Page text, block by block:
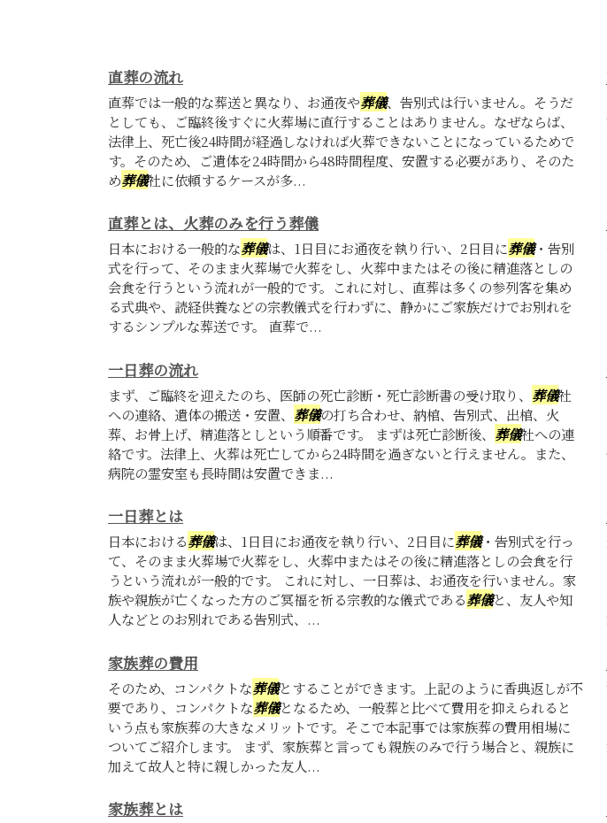
直葬の流れ
直葬では一般的な葬送と異なり、お通夜や葬儀、告別式は行いません。そうだ
としても、ご臨終後すぐに火葬場に直行することはありません。なぜならば、
法律上、死亡後24時間が経過しなければ火葬できないことになっているためで
す。そのため、ご遺体を24時間から48時間程度、安置する必要があり、そのた
め葬儀社に依頼するケースが多...
直葬とは、火葬のみを行う葬儀
日本における一般的な葬儀は、1日目にお通夜を執り行い、2日目に葬儀・告別
式を行って、そのまま火葬場で火葬をし、火葬中またはその後に精進落としの
会食を行うという流れが一般的です。これに対し、直葬は多くの参列客を集め
る式典や、読経供養などの宗教儀式を行わずに、静かにご家族だけでお別れを
するシンプルな葬送です。 直葬で...
一日葬の流れ
まず、ご臨終を迎えたのち、医師の死亡診断・死亡診断書の受け取り、 葬儀社
への連絡、遺体の搬送・安置、 葬儀の打ち合わせ、納棺、告別式、出棺、火
葬、お骨上げ、精進落としという順番です。 まずは死亡診断後、 葬儀社への連
絡です。法律上、火葬は死亡してから24時間を過ぎないと行えません。また、
病院の霊安室も長時間は安置できま...
一日葬とは
日本における葬儀は、1日目にお通夜を執り行い、2日目に葬儀・告別式を行っ
て、そのまま火葬場で火葬をし、火葬中またはその後に精進落としの会食を行
うという流れが一般的です。 これに対し、一日葬は、お通夜を行いません。家
族や親族が亡くなった方のご冥福を祈る宗教的な儀式である葬儀と、友人や知
人などとのお別れである告別式、...
家族葬の費用
そのため、コンパクトな葬儀とすることができます。上記のように香典返しが不
要であり、コンパクトな葬儀となるため、一般葬と比べて費用を抑えられると
いう点も家族葬の大きなメリットです。そこで本記事では家族葬の費用相場に
ついてご紹介します。 まず、家族葬と言っても親族のみで行う場合と、親族に
加えて故人と特に親しかった友人...
家族葬とは